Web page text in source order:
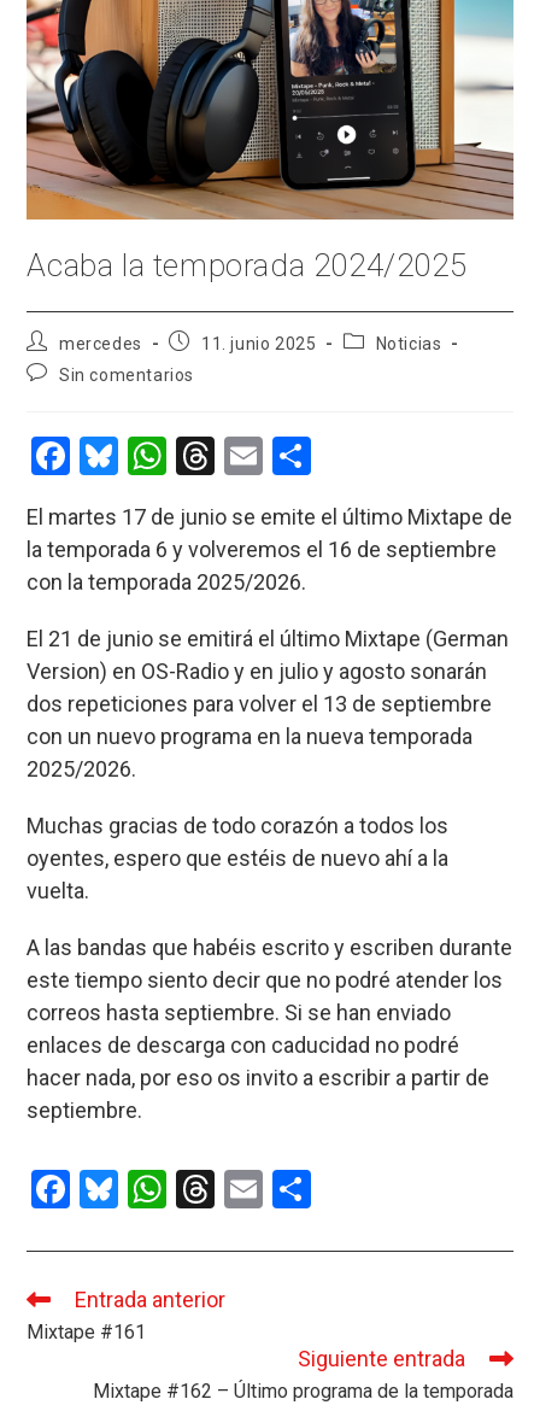
Acaba la temporada 2024/2025
Autor
de
la
mercedes
Publicación
la
11. junio 2025
Categoría
Noticias
Comentarios
entrada:
Sin comentarios
F
ce
b
o
k
Bl
es
ky
W
at
s
p
p
T
e
a
s
E
ail m
p
tir
El martes 17 de junio se emite el último Mixtape de
la temporada 6 y volveremos el 16 de septiembre
con la temporada 2025/2026.
El 21 de junio se emitirá el último Mixtape (German
Version) en OS-Radio y en julio y agosto sonarán
dos repeticiones para volver el 13 de septiembre
con un nuevo programa en la nueva temporada
2025/2026.
Muchas gracias de todo corazón a todos los
oyentes, espero que estéis de nuevo ahí a la
vuelta.
A las bandas que habéis escrito y escriben durante
este tiempo siento decir que no podré atender los
correos hasta septiembre. Si se han enviado
enlaces de descarga con caducidad no podré
hacer nada, por eso os invito a escribir a partir de
septiembre.
F
ce
b
o
Bl
es
ky
W
at
s
p
T
e
a
s
E
ail m
ar
tir
Leer
artículos
Entrada anterior
Mixtape #161
Siguiente entrada
Mixtape #162 – Último programa de la temporada